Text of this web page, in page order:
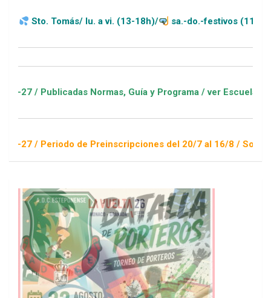
lu. a vi. (13-18h)/ sa.-do.-festivos (11-20h)
Normas, Guía y Programa / ver Escuelas Deportivas
de Preinscripciones del 20/7 al 16/8 / Sorteo 1 de